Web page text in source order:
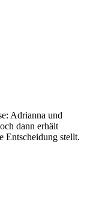
Adrianna und
dann erhält
Entscheidung stellt.